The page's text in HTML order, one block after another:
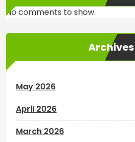
No comments to show.
Archives
May 2026
April 2026
March 2026